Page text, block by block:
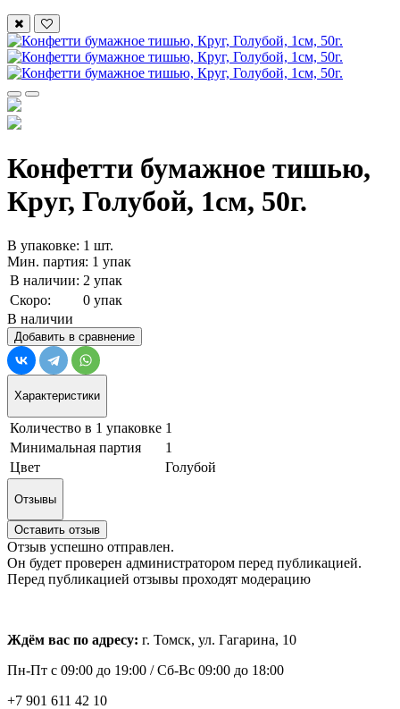
Конфетти бумажное тишью,
Круг, Голубой, 1см, 50г.
В упаковке: 1 шт.
Мин. партия: 1 упак
В наличии: 2 упак
Скоро:
0 упак
В наличии
Добавить в сравнение
Характеристики
Количество в 1 упаковке 1
Минимальная партия
1
Цвет
Голубой
Отзывы
Оставить отзыв
Отзыв успешно отправлен.
Он будет проверен администратором перед публикацией.
Перед публикацией отзывы проходят модерацию
Ждём вас по адресу: г. Томск, ул. Гагарина, 10
Пн-Пт с 09:00 до 19:00 /Сб-Вс 09:00 до 18:00
+7 901 611 42 10